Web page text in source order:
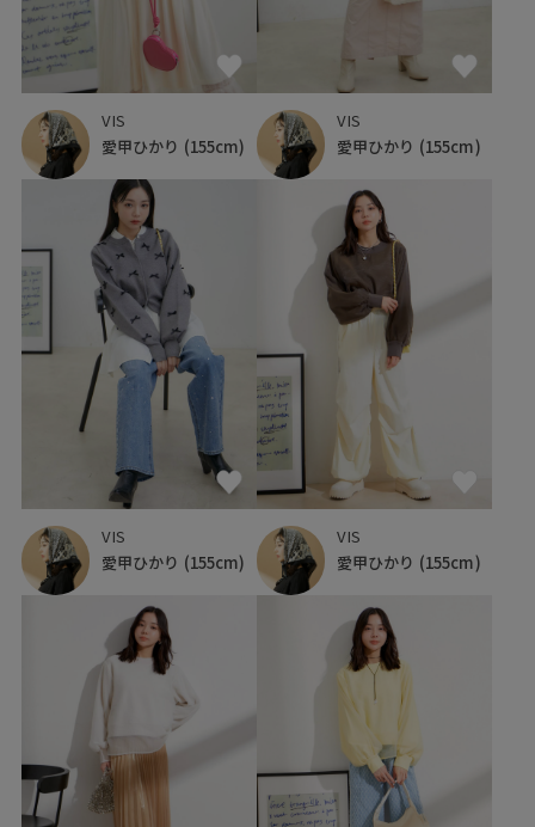
VIS
愛甲ひかり (155cm)
VIS
愛甲ひかり (155cm)
VIS
愛甲ひかり (155cm)
VIS
愛甲ひかり (155cm)